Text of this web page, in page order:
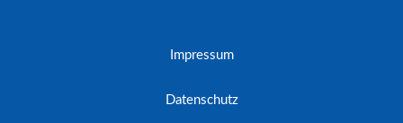
Impressum
Datenschutz